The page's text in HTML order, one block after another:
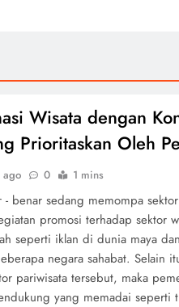
Wisata dengan
Prioritaskan Oleh
ago 0 1 mins
benar sedang memompa
promosi terhadap sektor
seperti iklan di dunia maya
negara sahabat. Selain
pariwisata tersebut, maka
yang memadai seperti